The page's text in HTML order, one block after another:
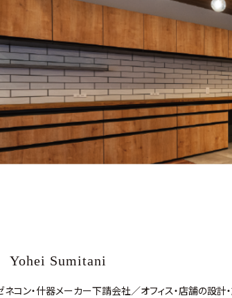
Sumitani
コン・什器メーカー下請会社／オフィス・店舗の設計